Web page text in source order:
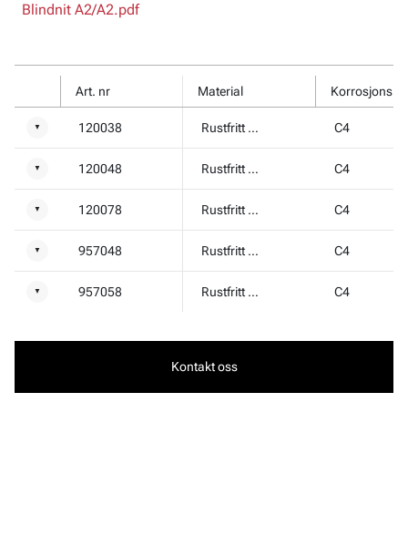
Blindnit A2/A2.pdf
Art. nr Material
▼ 120038 Rustfritt stål A2 C4
▼ 120048 Rustfritt stål A2 C4
▼ 120078 Rustfritt stål A2 C4
▼ 957048 Rustfritt stål A2 C4
▼ 957058 Rustfritt stål A2 C4
Kontakt oss